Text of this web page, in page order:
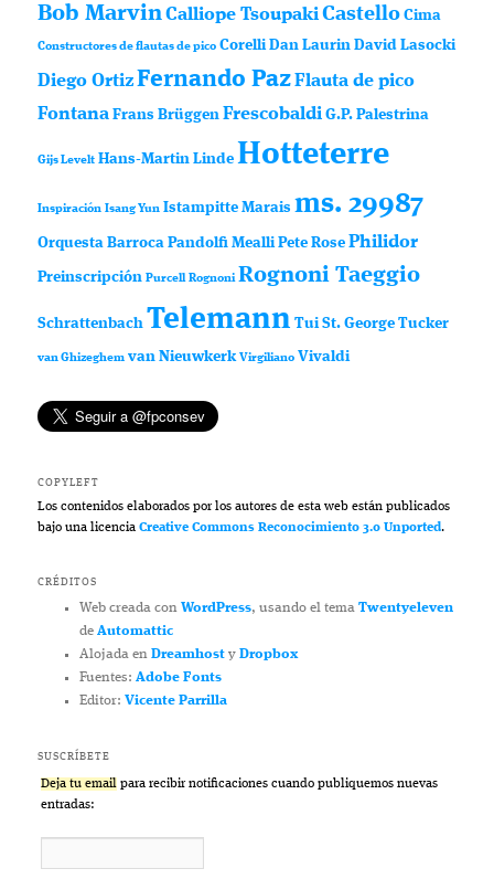
Bob MarvinCalliope TsoupakiCastello Cima
Constructores de flautas de pico Corelli Dan Laurin David Lasocki
Diego OrtizFernando PazFlauta de pico
Fontana Frans Brüggen Frescobaldi G.P. Palestrina
Gijs Levelt Hans-Martin Linde Hotteterre
Inspiración Isang Yun Istampitte Marais ms. 29987
Orquesta Barroca Pandolfi Mealli Pete Rose Philidor
Preinscripción Purcell Rognoni Rognoni Taeggio
Schrattenbach Telemann Tui St. George Tucker
van Ghizeghem van Nieuwkerk Virgiliano Vivaldi
COPYLEFT
Los contenidos elaborados por los autores de esta web están publicados
bajo una licenciaCreative Commons Reconocimiento 3.0 Unported.
CRÉDITOS
Web creada con WordPress, usando el tema Twentyeleven
de Automattic
Alojada en Dreamhosty Dropbox
Fuentes: Adobe Fonts
Editor: Vicente Parrilla
SUSCRÍBETE
Deja tu email para recibir notificaciones cuando publiquemos nuevas
entradas: